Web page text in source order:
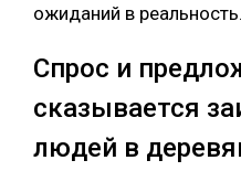
ожиданий в реальность.
Спрос и
сказывается
людей в